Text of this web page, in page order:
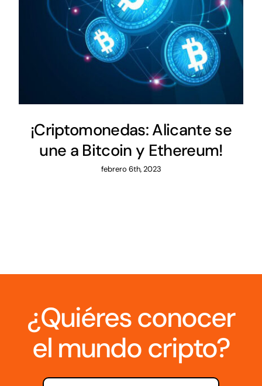
¡Criptomonedas: Alicante se
une a Bitcoin y Ethereum!
febrero 6th, 2023
¿Quiéres conocer
el mundo cripto?